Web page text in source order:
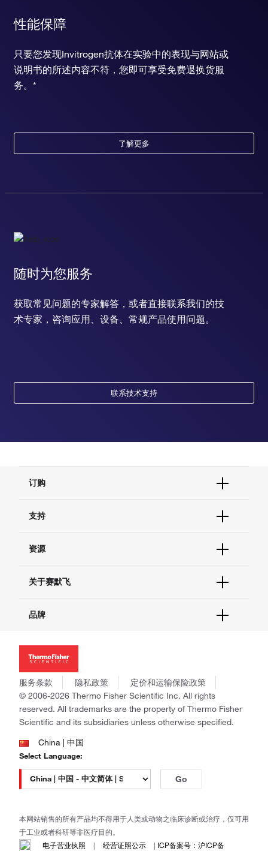
性能保障
只要您发现Invitrogen抗体在实验中的表现与网站或
说明书的所述内容不符，您即可享受免费退换货服
务。*
了解更多
随时为您服务
获取常见问题的专家解答，或者直接联系我们的技
术专家，咨询应用、设备、常规产品使用问题。
联系技术支持
订购
订单支持
现货供应中心
支持
联系我们 - 400 820 8982
查找文件&证书
资源
促销
社交媒体
关于赛默飞
招聘
新闻
社会责任
商标
政策和通知
品牌
Applied Biosystems
Invitrogen
Gibco
Ion Torrent
Unity Lab Services
Patheon
PPD
服务条款 隐私政策
定价和运输保险政策
© 2006-2026 Thermo Fisher Scientific Inc. All rights
reserved. All trademarks are the property of Thermo Fisher
Scientific and its subsidiaries unless otherwise specified.
China | 中国
Select Language:
Go
本网站销售的所有产品均不得用于人类或动物之临床诊断或治疗，仅可用
于工业或者科研等非医疗目的。
电子营业执照
| 经营证照公示 | ICP备案号：沪ICP备